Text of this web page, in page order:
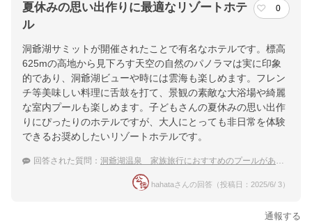
夏休みの思い出作りに最適なリゾートホテ
ル
0
洞爺湖サミットが開催されたことで有名なホテルです。標高
625mの高地から見下ろす天空の自然のパノラマは実に印象
的であり、洞爺湖ビューや時には雲海も楽しめます。フレン
チ等美味しい料理に舌鼓を打て、景観の素敵な大浴場や綺麗
な室内プールも楽しめます。子どもさんの夏休みの思い出作
りにぴったりのホテルですが、大人にとっても非日常を体験
できるお奨めしたいリゾートホテルです。
回答された質問： 洞爺湖温泉 家族旅行におすすめのプールがあるホテル
hahataさんの回答（投稿日：2025/6/ 3）
通報する